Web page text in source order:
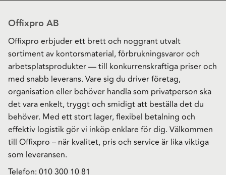
Offixpro AB
Offixpro erbjuder ett brett och noggrant utvalt
sortiment av kontorsmaterial, förbrukningsvaror och
arbetsplatsprodukter — till konkurrenskraftiga priser och
med snabb leverans. Vare sig du driver företag,
organisation eller behöver handla som privatperson ska
det vara enkelt, tryggt och smidigt att beställa det du
behöver. Med ett stort lager, flexibel betalning och
effektiv logistik gör vi inköp enklare för dig. Välkommen
till Offixpro – när kvalitet, pris och service är lika viktiga
som leveransen.
Telefon: 010 300 10 81